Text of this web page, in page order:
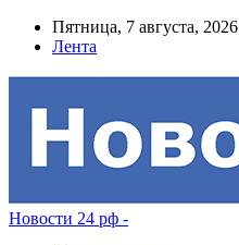
Пятница, 7 августа, 2026
Лента
Новости 24 рф -